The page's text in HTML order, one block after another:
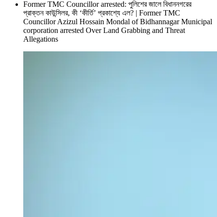
Former TMC Councillor arrested: পুলিশের জালে বিধাননগরের
প্রাক্তন কাউন্সিলর, কী ‘কীর্তি’ প্রকাশ্যে এল? | Former TMC
Councillor Azizul Hossain Mondal of Bidhannagar Municipal
corporation arrested Over Land Grabbing and Threat
Allegations